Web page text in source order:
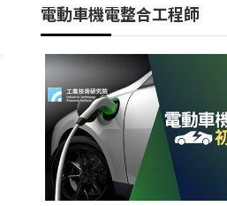
電動車機電整合工程師